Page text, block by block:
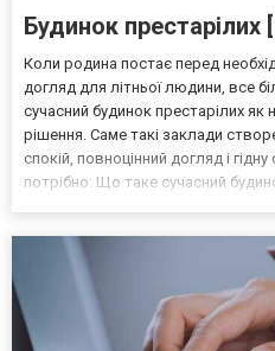
Будинок
Коли родина постає перед
догляд для літньої людини, все
сучасний будинок престарілих як
рішення. Саме такі заклади
спокій, повноцінний догляд і
потрібно. Що таке сучасний